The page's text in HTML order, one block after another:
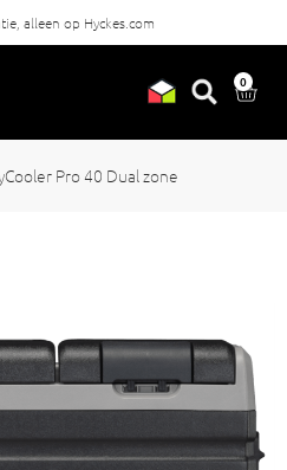
alleen op Hyckes.com
0
Pro 40 Dual zone